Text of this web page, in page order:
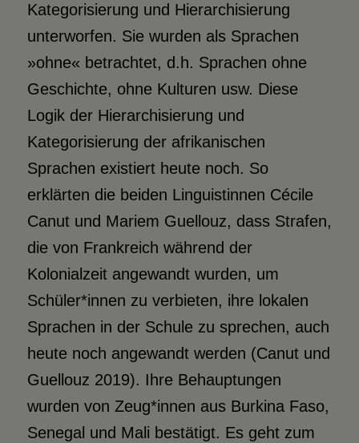
Kategorisierung und Hierarchisierung
unterworfen. Sie wurden als Sprachen
»ohne« betrachtet, d.h. Sprachen ohne
Geschichte, ohne Kulturen usw. Diese
Logik der Hierarchisierung und
Kategorisierung der afrikanischen
Sprachen existiert heute noch. So
erklärten die beiden Linguistinnen Cécile
Canut und Mariem Guellouz, dass Strafen,
die von Frankreich während der
Kolonialzeit angewandt wurden, um
Schüler*innen zu verbieten, ihre lokalen
Sprachen in der Schule zu sprechen, auch
heute noch angewandt werden (Canut und
Guellouz 2019). Ihre Behauptungen
wurden von Zeug*innen aus Burkina Faso,
Senegal und Mali bestätigt. Es geht zum